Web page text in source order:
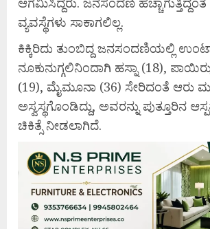
ವ್ಯವಸ್ಥೆಗಳು ಸಾಕಾಗಲಿಲ್ಲ.
ಕಿಕ್ಕಿರಿದು ತುಂಬಿದ್ದ ಜನಸಂದಣಿಯಲ್ಲಿ
ನೂಕುನುಗ್ಗಲಿನಿಂದಾಗಿ ಹಸ್ನಾ (18),
(19), ಮೈಮೂನಾ (36) ಸೇರಿದಂತೆ ಆರು
ಅಸ್ವಸ್ಥಗೊಂಡಿದ್ದು, ಅವರನ್ನು ಪುತ್ತೂರಿನ
ಚಿಕಿತ್ಸೆ ನೀಡಲಾಗಿದೆ.